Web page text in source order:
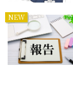
NEW